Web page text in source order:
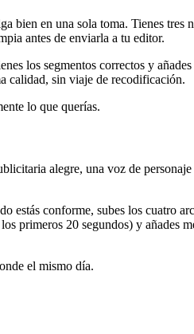
bien en una sola toma. Tienes
antes de enviarla a tu editor.
los segmentos correctos y
calidad, sin viaje de recodificación.
lo que querías.
alegre, una voz de
estás conforme, subes los cuatro
primeros 20 segundos) y
el mismo día.